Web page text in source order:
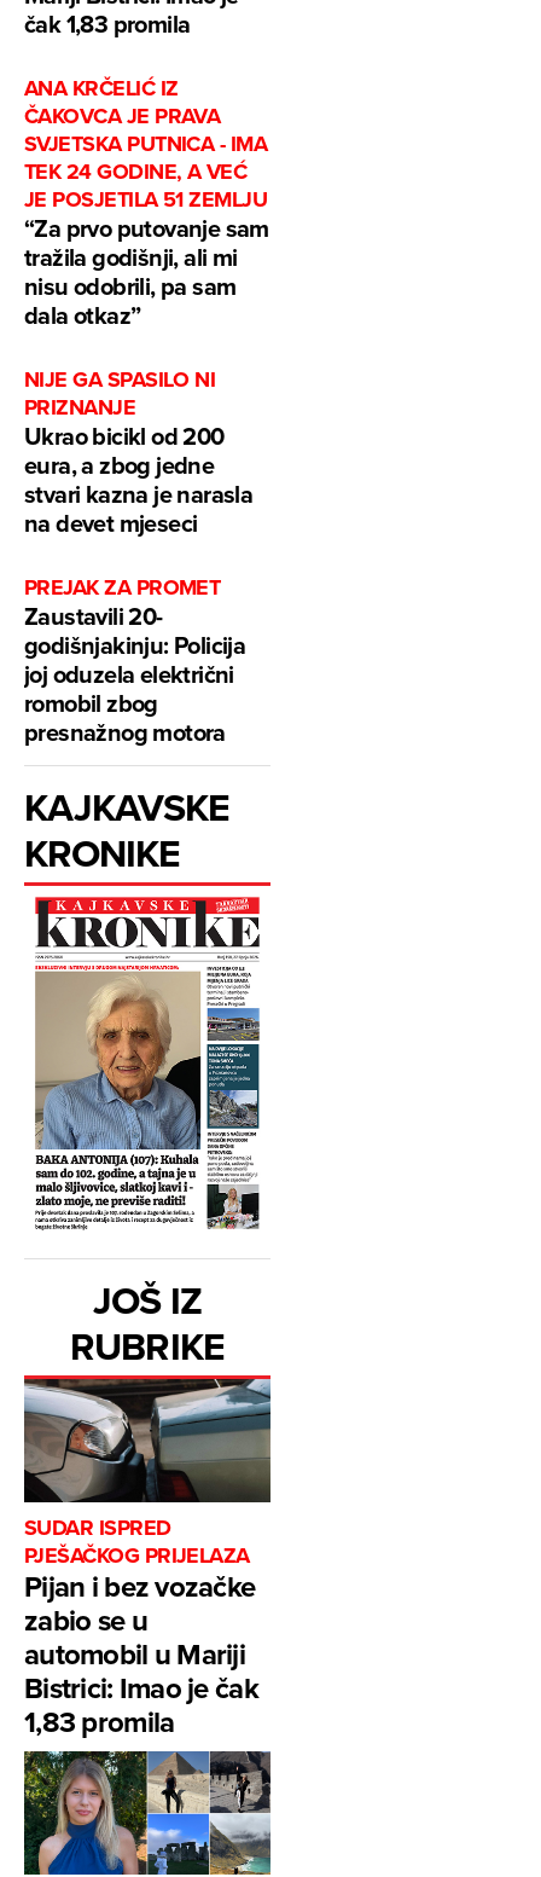
čak 1,83 promila
ANA KRČELIĆ IZ
ČAKOVCA JE PRAVA
SVJETSKA PUTNICA - IMA
TEK 24 GODINE, A VEĆ
JE POSJETILA 51 ZEMLJU
“Za prvo putovanje sam
tražila godišnji, ali mi
nisu odobrili, pa sam
dala otkaz”
NIJE GA SPASILO NI
PRIZNANJE
Ukrao bicikl od 200
eura, a zbog jedne
stvari kazna je narasla
na devet mjeseci
PREJAK ZA PROMET
Zaustavili 20-
godišnjakinju: Policija
joj oduzela električni
romobil zbog
presnažnog motora
KAJKAVSKE
KRONIKE
JOŠ IZ
RUBRIKE
SUDAR ISPRED
PJEŠAČKOG PRIJELAZA
Pijan i bez vozačke
zabio se u
automobil u Mariji
Bistrici: Imao je čak
1,83 promila